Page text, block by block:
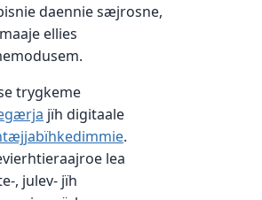
daennie sæjrosne,
ellies
trygkeme
jïh digitaale
.
lea
, julev- jïh